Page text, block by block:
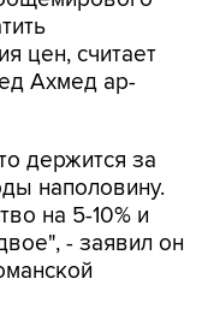
цен, считает
Ахмед ар-
держится за
наполовину.
на 5-10% и
- заявил он